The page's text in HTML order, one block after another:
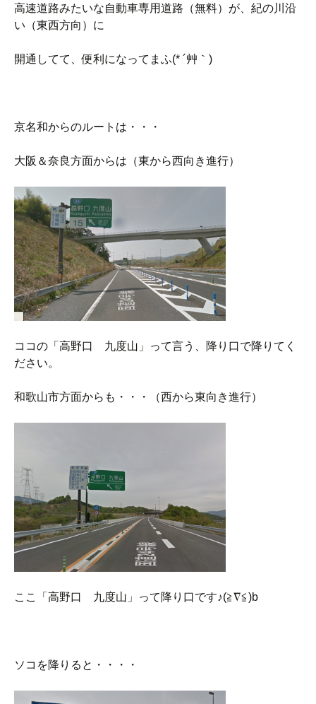
高速道路みたいな自動車専用道路（無料）が、紀の川沿
い（東西方向）に
開通してて、便利になってまふ(* ´艸｀)
京名和からのルートは・・・
大阪＆奈良方面からは（東から西向き進行）
ココの「高野口 九度山」って言う、降り口で降りてく
ださい。
和歌山市方面からも・・・（西から東向き進行）
ここ「高野口 九度山」って降り口です♪(≧∇≦)b
ソコを降りると・・・・